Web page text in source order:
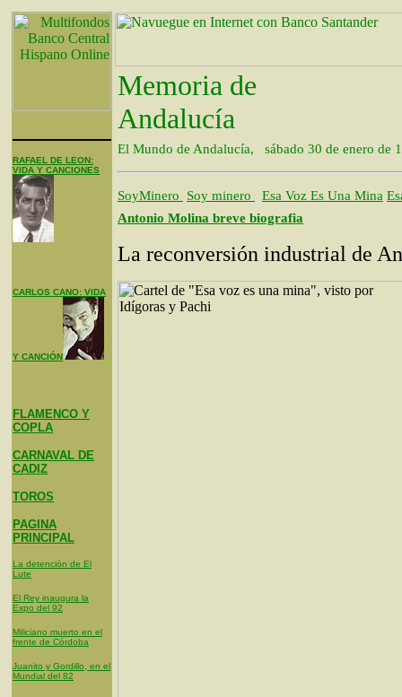
RAFAEL DE LEON:
VIDA Y CANCIONES
CARLOS CANO: VIDA
Y CANCIÓN
FLAMENCO Y
COPLA
CARNAVAL DE
CADIZ
TOROS
PAGINA
PRINCIPAL
La detención de El
Lute
El Rey inaugura la
Expo del 92
Miliciano muerto en el
frente de Córdoba
Juanito y Gordillo, en el
Mundial del 82
Memoria de
Andalucía
El Mundo de Andalucía, sábado 30 de enero de
SoyMinero Soy minero Esa Voz Es Una Mina
Antonio Molina breve biografia
La reconversión industrial de